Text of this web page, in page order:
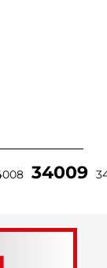
34009